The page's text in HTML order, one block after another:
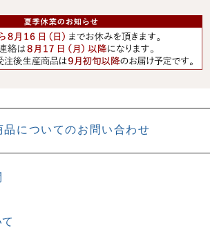
品についてのお問い合わせ